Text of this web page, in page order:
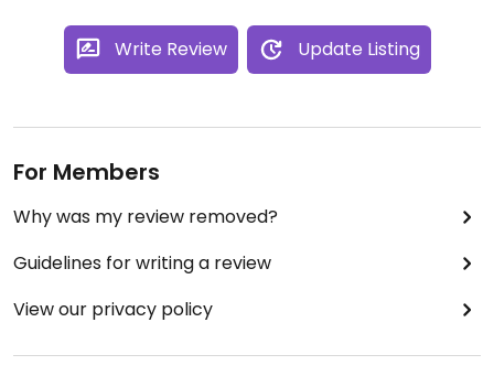
Write Review Update Listing
For Members
Why was my review removed?
Guidelines for writing a review
View our privacy policy